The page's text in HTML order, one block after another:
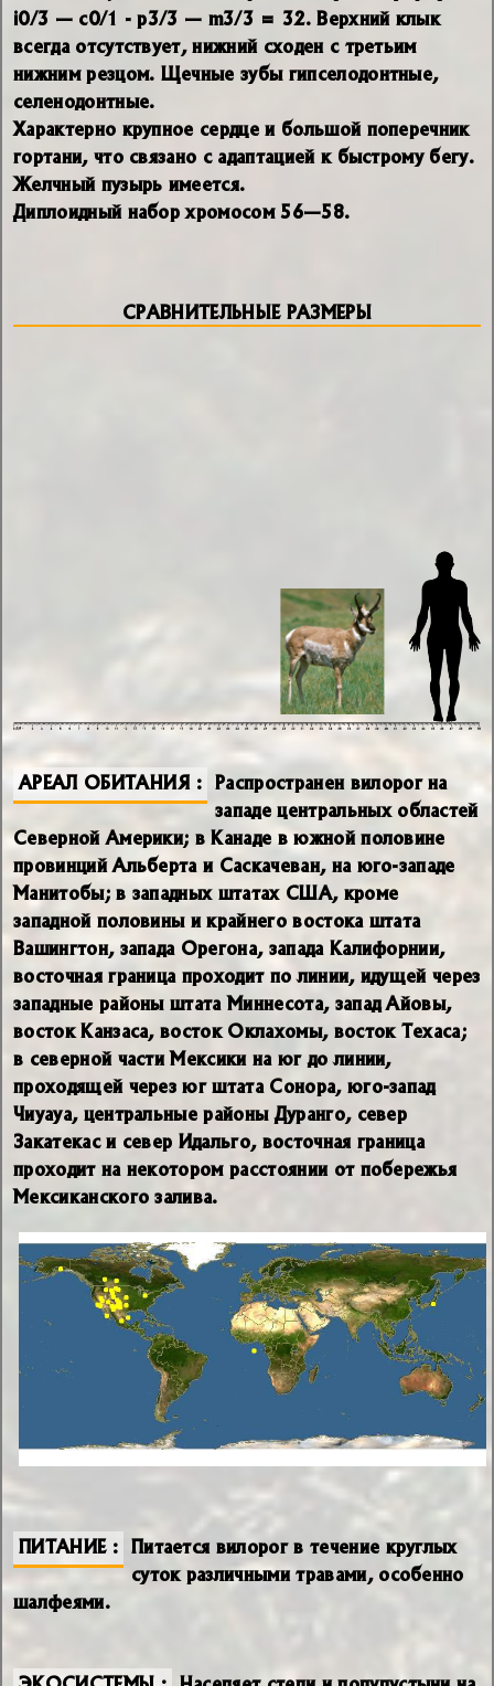
i0/3 — с0/1 - р3/3 — m3/3 = 32. Верхний клык
всегда отсутствует, нижний сходен с третьим
нижним резцом. Щечные зубы гипселодонтные,
селенодонтные.
Характерно крупное сердце и большой поперечник
гортани, что связано с адаптацией к быстрому бегу.
Желчный пузырь имеется.
Диплоидный набор хромосом 56—58.
СРАВНИТЕЛЬНЫЕ РАЗМЕРЫ
АРЕАЛ ОБИТАНИЯ Распространен вилорог на
западе центральных областей
Северной Америки; в Канаде в южной половине
провинций Альберта и Саскачеван, на юго-западе
Манитобы; в западных штатах США, кроме
западной половины и крайнего востока штата
Вашингтон, запада Орегона, запада Калифорнии,
восточная граница проходит по линии, идущей через
западные районы штата Миннесота, запад Айовы,
восток Канзаса, восток Оклахомы, восток Техаса;
в северной части Мексики на юг до линии,
проходящей через юг штата Сонора, юго-запад
Чиуауа, центральные районы Дуранго, север
Закатекас и север Идальго, восточная граница
проходит на некотором расстоянии от побережья
Мексиканского залива.
ПИТАНИЕ Питается вилорог в течение круглых
суток различными травами, особенно
шалфеями.
ЭКОСИСТЕМЫ Населяет степи и полупустыни на